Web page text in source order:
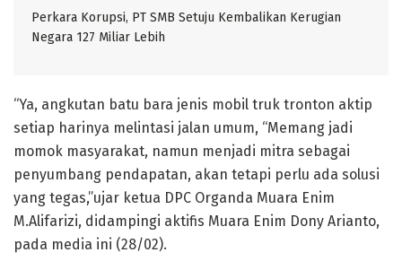
Perkara Korupsi, PT SMB Setuju Kembalikan Kerugian
Negara 127 Miliar Lebih
“Ya, angkutan batu bara jenis mobil truk tronton aktip
setiap harinya melintasi jalan umum, “Memang jadi
momok masyarakat, namun menjadi mitra sebagai
penyumbang pendapatan, akan tetapi perlu ada solusi
yang tegas,”ujar ketua DPC Organda Muara Enim
M.Alifarizi, didampingi aktifis Muara Enim Dony Arianto,
pada media ini (28/02).